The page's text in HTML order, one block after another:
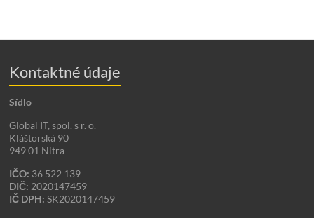
Kontaktné údaje
Sídlo
Global IT, spol. s r. o.
Kláštorská 90
949 01 Nitra
IČO: 36 522 139
DIČ: 2020147459
IČ DPH: SK2020147459